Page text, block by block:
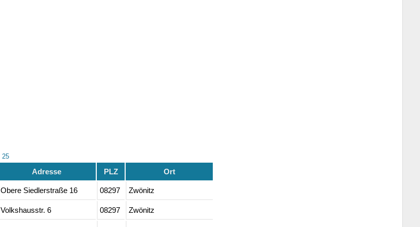
25
Adresse PLZ Ort
Obere Siedlerstraße 16 08297 Zwönitz
Volkshausstr. 6 08297 Zwönitz